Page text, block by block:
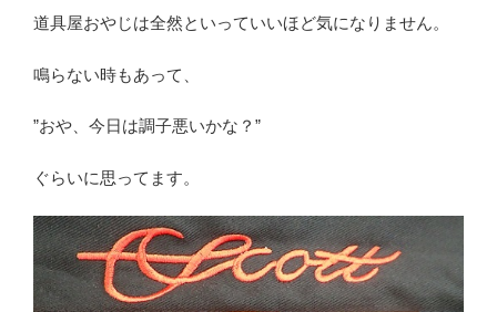
道具屋おやじは全然といっていいほど気になりません。
鳴らない時もあって、
”おや、今日は調子悪いかな？”
ぐらいに思ってます。